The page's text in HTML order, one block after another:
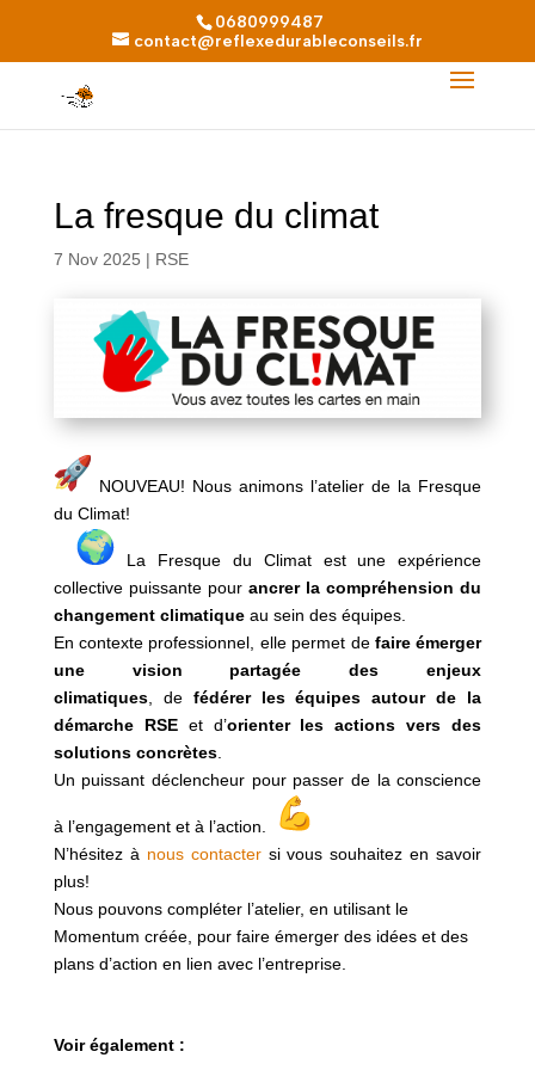
0680999487
contact@reflexedurableconseils.fr
La fresque du climat
7 Nov 2025 | RSE
NOUVEAU! Nous animons l’atelier de la Fresque
du Climat!
La Fresque du Climat est une expérience
collective puissante pour ancrer la compréhension du
changement climatique au sein des équipes.
En contexte professionnel, elle permet de faire émerger
une vision partagée des enjeux
climatiques, de fédérer les équipes autour de la
démarche RSE et d’orienter les actions vers des
solutions concrètes.
Un puissant déclencheur pour passer de la conscience
à l’engagement et à l’action.
N’hésitez à nous contactersi vous souhaitez en savoir
plus!
Nous pouvons compléter l’atelier, en utilisant le
Momentum créée, pour faire émerger des idées et des
plans d’action en lien avec l’entreprise.
Voir également :